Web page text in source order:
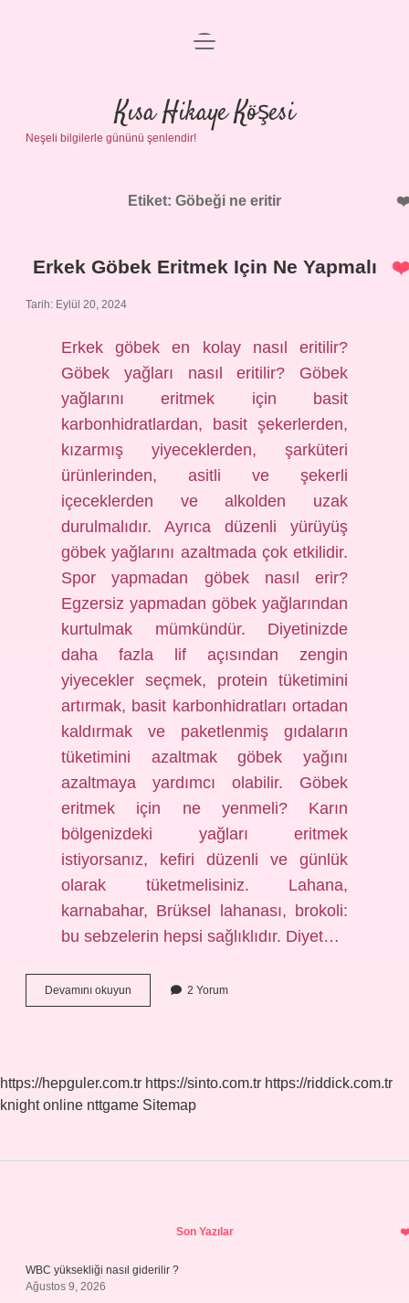
Anasayfa
Gizlilik Politikası
Yasal Uyarı
menüyü
Kısa Hikaye Köşesi
Neşeli bilgilerle gününü şenlendir!
Etiket: Göbeği ne eritir
Erkek Göbek Eritmek Için Ne Yapmalı
Tarih: Eylül 20, 2024
Erkek göbek en kolay nasıl eritilir?
Göbek yağları nasıl eritilir? Göbek
yağlarını eritmek için basit
karbonhidratlardan, basit şekerlerden,
kızarmış yiyeceklerden, şarküteri
ürünlerinden, asitli ve şekerli
içeceklerden ve alkolden uzak
durulmalıdır. Ayrıca düzenli yürüyüş
göbek yağlarını azaltmada çok etkilidir.
Spor yapmadan göbek nasıl erir?
Egzersiz yapmadan göbek yağlarından
kurtulmak mümkündür. Diyetinizde
daha fazla lif açısından zengin
yiyecekler seçmek, protein tüketimini
artırmak, basit karbonhidratları ortadan
kaldırmak ve paketlenmiş gıdaların
tüketimini azaltmak göbek yağını
azaltmaya yardımcı olabilir. Göbek
eritmek için ne yenmeli? Karın
bölgenizdeki yağları eritmek
istiyorsanız, kefiri düzenli ve günlük
olarak tüketmelisiniz. Lahana,
karnabahar, Brüksel lahanası, brokoli:
bu sebzelerin hepsi sağlıklıdır. Diyet…
Devamını okuyun
Göbek
2 Yorum
https://hepguler.com.tr https://sinto.com.tr https://riddick.com.tr
knight online nttgame Sitemap
Son Yazılar
WBC yüksekliği nasıl giderilir ?
Ağustos 9, 2026